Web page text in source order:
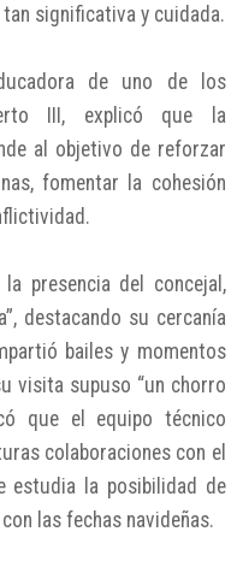
significativa y cuidada.
de uno de los
III, explicó que la
al objetivo de reforzar
fomentar la cohesión
presencia del concejal,
destacando su cercanía
bailes y momentos
visita supuso “un chorro
que el equipo técnico
colaboraciones con el
estudia la posibilidad de
las fechas navideñas.